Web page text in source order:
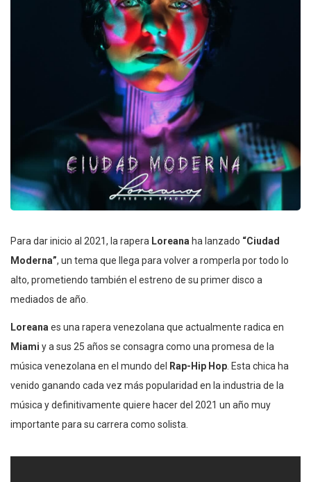
Para dar inicio al 2021, la rapera Loreana ha lanzado “Ciudad
Moderna”, un tema que llega para volver a romperla por todo lo
alto, prometiendo también el estreno de su primer disco a
mediados de año.
Loreana es una rapera venezolana que actualmente radica en
Miami y a sus 25 años se consagra como una promesa de la
música venezolana en el mundo del
Rap-Hip Hop . Esta chica ha
venido ganando cada vez más popularidad en la industria de la
música y definitivamente quiere hacer del 2021 un año muy
importante para su carrera como solista.